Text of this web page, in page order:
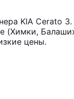
KIA Cerato
цены.